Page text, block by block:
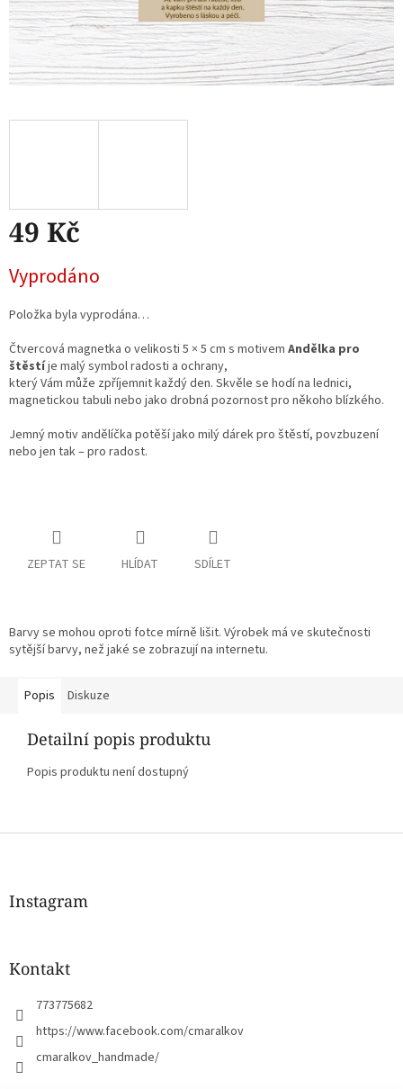
49 Kč
cena:
Vyprodáno
Položka byla vyprodána…
Čtvercová magnetka o velikosti 5 × 5 cm s motivem Andělka pro
štěstíje malý symbol radosti a ochrany,
který Vám může zpříjemnit každý den. Skvěle se hodí na lednici,
magnetickou tabuli nebo jako drobná pozornost pro někoho blízkého.
Jemný motiv andělíčka potěší jako milý dárek pro štěstí, povzbuzení
nebo jen tak – pro radost.
ZEPTAT SE HLÍDAT SDÍLET
Barvy se mohou oproti fotce mírně lišit. Výrobek má ve skutečnosti
sytější barvy, než jaké se zobrazují na internetu.
Popis Diskuze
Detailní popis produktu
Popis produktu není dostupný
Z
Instagram
Kontakt
773775682
https://www.facebook.com/cmaralkov
cmaralkov_handmade/